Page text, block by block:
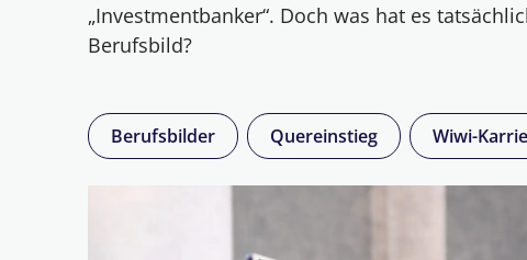
„Investmentbanker“. Doch was hat es
Berufsbild?
Berufsbilder Quereinstieg Wiwi-